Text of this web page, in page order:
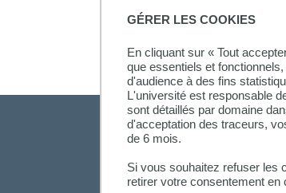
GÉRER LES COOKIES
En cliquant sur « Tout
que essentiels et
d'audience à des fins
L'université est responsable
sont détaillés par domaine
d'acceptation des traceurs,
de 6 mois.
Si vous souhaitez refuser les
retirer votre consentement en